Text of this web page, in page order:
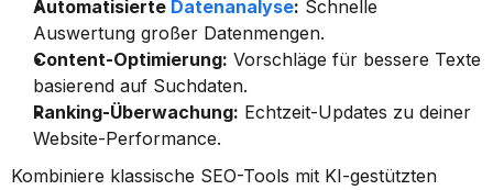
Automatisierte Datenanalyse: Schnelle
Auswertung großer Datenmengen.
Content-Optimierung: Vorschläge für bessere Texte
basierend auf Suchdaten.
Ranking-Überwachung: Echtzeit-Updates zu deiner
Website-Performance.
Kombiniere klassische SEO-Tools mit KI-gestützten